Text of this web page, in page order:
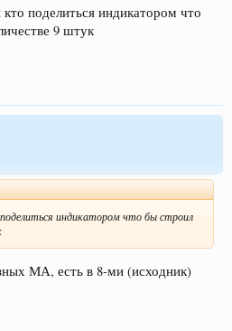
поделиться индикатором что
9 штук
индикатором что бы строил
МА, есть в 8-ми (исходник)